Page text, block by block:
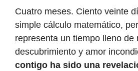
Cuatro meses. Ciento veinte
simple cálculo matemático,
representa un tiempo lleno de
descubrimiento y amor
contigo ha sido una